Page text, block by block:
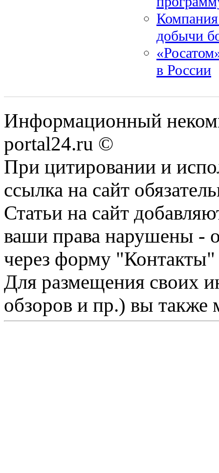
добычи
в России
Информационный
portal24.ru ©
При цитировании и
ссылка на сайт
Статьи на сайт
ваши права нарушены -
через форму "Контакты"
Для размещения своих
обзоров и пр.) вы также